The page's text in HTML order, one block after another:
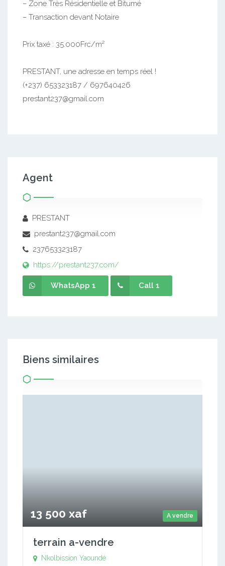
– Zone Très Résidentielle et Bitumé
– Transaction devant Notaire
Prix taxé : 35.000Frc/m²
PRESTANT, une adresse en temps réel !
(+237) 653323187 / 697640426
prestant237@gmail.com
Agent
PRESTANT
prestant237@gmail.com
237653323187
https://prestant237.com/
WhatsApp 1 Call 1
Biens similaires
A vendre
13 500 xaf
terrain a-vendre
Nkolbission Yaoundé